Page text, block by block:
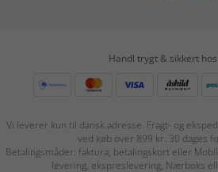
Handl trygt & sikkert
Vi leverer kun til dansk adresse. Fragt- og
ved køb over 899 kr. 30 dages
Betalingsmåder: faktura, betalingskort eller
levering, ekspreslevering, Nærboks